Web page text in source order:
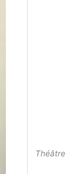
Théâtre